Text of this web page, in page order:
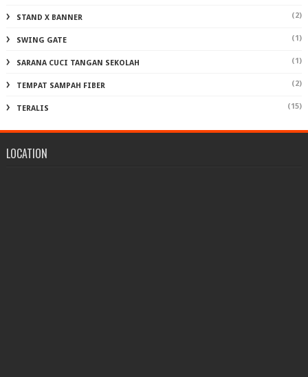
STAND X BANNER (2)
SWING GATE (1)
SARANA CUCI TANGAN SEKOLAH (1)
TEMPAT SAMPAH FIBER (2)
TERALIS (15)
LOCATION